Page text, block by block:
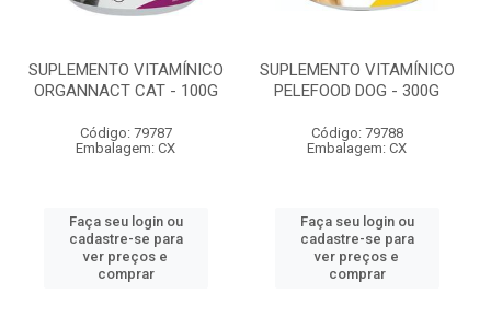
SUPLEMENTO VITAMÍNICO
ORGANNACT CAT - 100G
Código: 79787
Embalagem: CX
Faça seu login ou
cadastre-se para
ver preços e
comprar
SUPLEMENTO VITAMÍNICO
PELEFOOD DOG - 300G
Código: 79788
Embalagem: CX
Faça seu login ou
cadastre-se para
ver preços e
comprar